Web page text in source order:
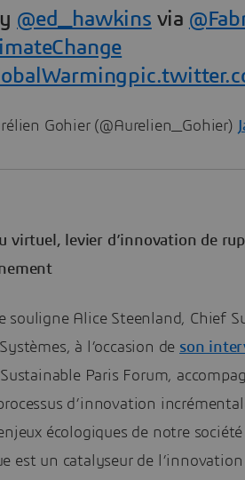
@ed_hawkins via
Gohier (@Aurelien_Gohier)
virtuel, levier d’innovation de
souligne Alice Steenland, Chief
à l’occasion de son
Paris Forum,
d’innovation
écologiques de notre
est un catalyseur de